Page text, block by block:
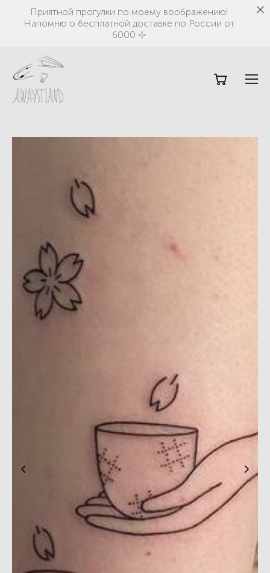
Приятной прогулки по моему воображению!
Напомню о бесплатной доставке по России от
6000 ⊹